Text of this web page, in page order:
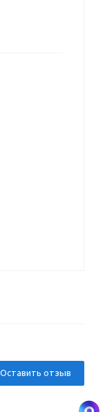
Оставить отзыв